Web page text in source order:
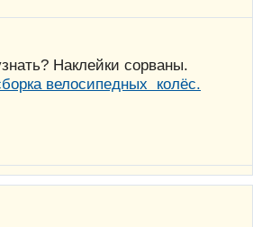
Наклейки сорваны.